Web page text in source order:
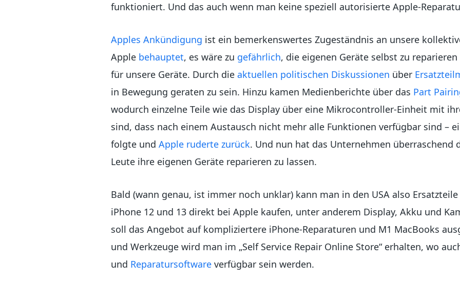
funktioniert. Und das auch wenn man keine speziell autorisierte Apple-
Apples Ankündigung ist ein bemerkenswertes Zugeständnis an unsere
Apple behauptet, es wäre zu gefährlich, die eigenen Geräte selbst zu
für unsere Geräte. Durch die aktuellen politischen Diskussionen über
in Bewegung geraten zu sein. Hinzu kamen Medienberichte über das Part
wodurch einzelne Teile wie das Display über eine Mikrocontroller-Einheit mit
sind, dass nach einem Austausch nicht mehr alle Funktionen verfügbar sind –
folgte und Apple ruderte zurück. Und nun hat das Unternehmen überraschend
Leute ihre eigenen Geräte reparieren zu lassen.
Bald (wann genau, ist immer noch unklar) kann man in den USA also
iPhone 12 und 13 direkt bei Apple kaufen, unter anderem Display, Akku und
soll das Angebot auf kompliziertere iPhone-Reparaturen und M1 MacBooks
und Werkzeuge wird man im „Self Service Repair Online Store“ erhalten, wo
und Reparatursoftware verfügbar sein werden.